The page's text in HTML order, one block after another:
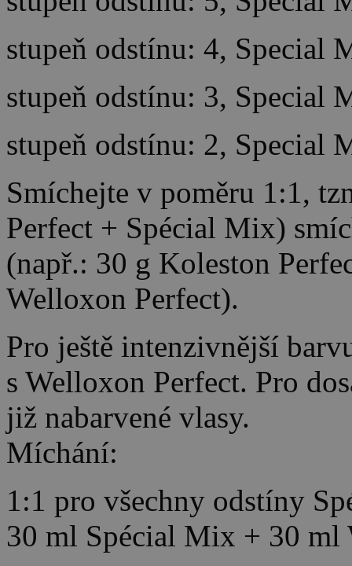
stupeň odstínu: 4, Special
stupeň odstínu: 3, Special
stupeň odstínu: 2, Special
Smíchejte v poměru 1:1,
Perfect + Spécial Mix)
(např.: 30 g Koleston
Welloxon Perfect).
Pro ještě intenzivnější
s Welloxon Perfect. Pro
již nabarvené vlasy.
Míchání:
1:1 pro všechny odstíny
30 ml Spécial Mix + 30 ml